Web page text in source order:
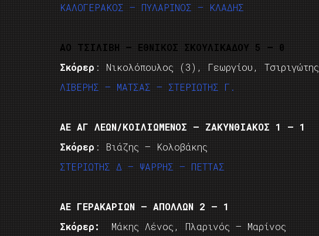
ΚΑΛΟΓΕΡΑΚΟΣ – ΠΥΛΑΡΙΝΟΣ – ΚΛΑΔΗΣ
ΑΟ ΤΣΙΛΙΒΗ – EΘΝΙΚΟΣ ΣΚΟΥΛΙΚΑΔΟΥ 5 – 0
Σκόρερ : Νικολόπουλος (3), Γεωργίου, Τσιριγώτης
ΛΙΒΕΡΗΣ – ΜΑΤΣΑΣ – ΣΤΕΡΙΩΤΗΣ Γ.
ΑΕ ΑΓ ΛΕΩΝ/ΚΟΙΛΙΩΜΕΝΟΣ – ΖΑΚΥΝΘΙΑΚΟΣ 1 – 1
Σκόρερ : Βιάζης – Κολοβάκης
ΣΤΕΡΙΩΤΗΣ Δ – ΨΑΡΡΗΣ – ΠΕΤΤΑΣ
ΑΕ ΓΕΡΑΚΑΡΙΩΝ – ΑΠΟΛΛΩΝ 2 – 1
Σκόρερ:
Μάκης Λένος, Πλαρινός – Μαρίνος